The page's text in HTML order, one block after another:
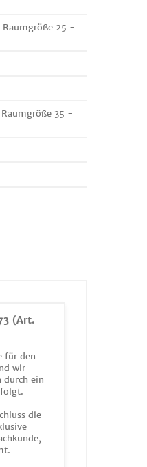
Raumgröße 25 -
Raumgröße 35 -
(Art.
für den
wir
durch ein
die